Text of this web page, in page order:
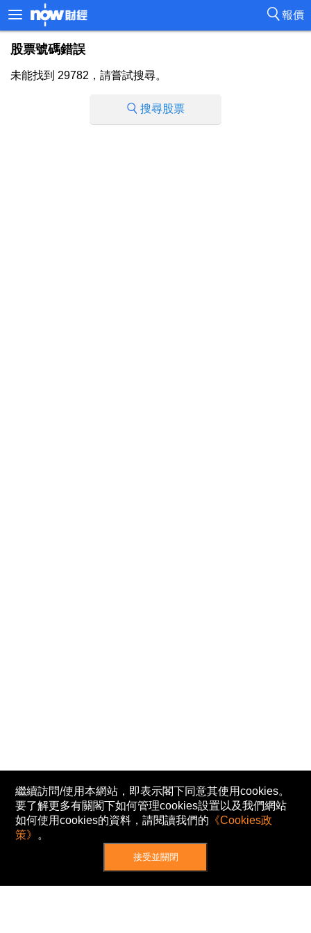
報價
股票號碼錯誤
未能找到 29782，請嘗試搜尋。
搜尋股票
繼續訪問/使用本網站，即表示閣下同意其使用cookies。
要了解更多有關閣下如何管理cookies設置以及我們網站
如何使用cookies的資料，請閱讀我們的 《Cookies政
策》 。
接受並關閉